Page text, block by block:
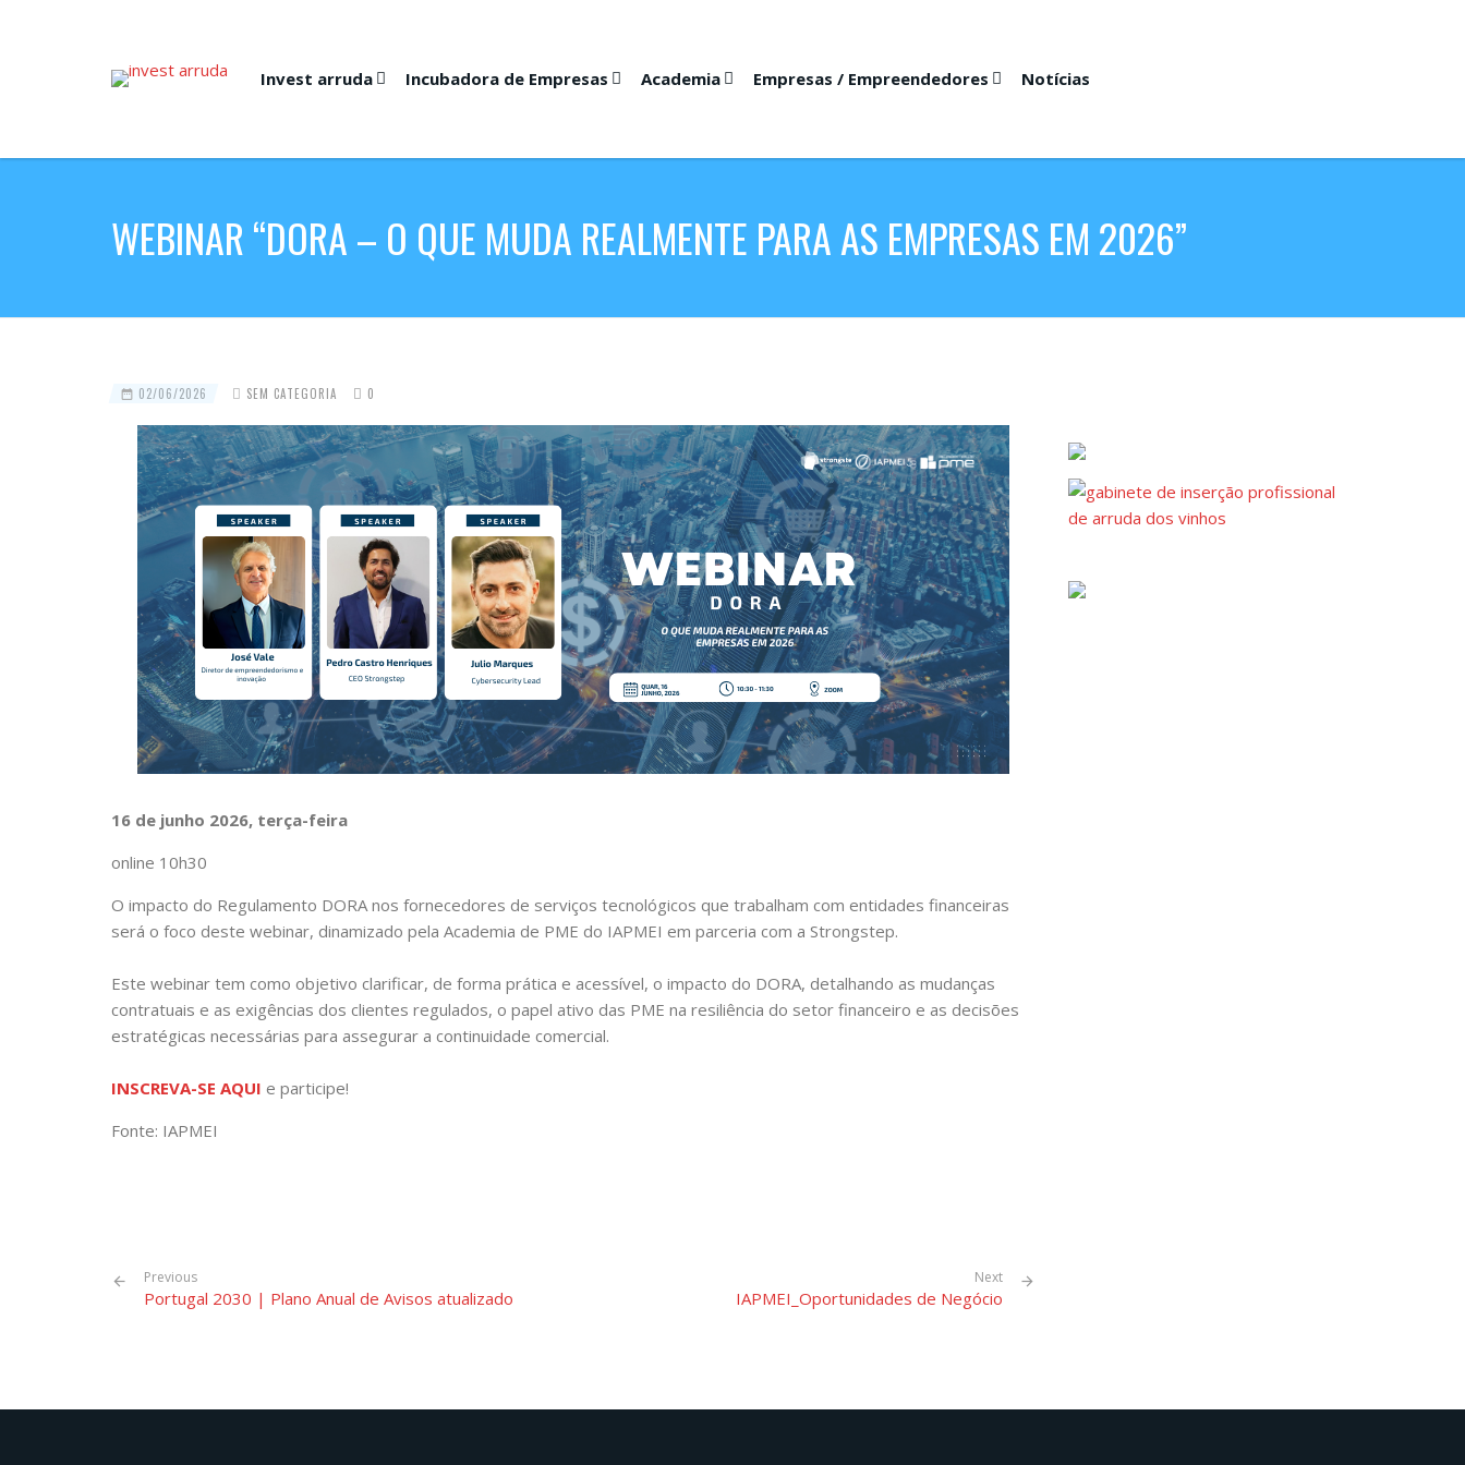
Invest arruda Incubadora de Empresas Academia Empresas / Empreendedores Notícias
WEBINAR “DORA – O QUE MUDA REALMENTE PARA AS EMPRESAS EM 2026”
02/06/2026 SEM CATEGORIA 0
16 de junho 2026, terça-feira
online 10h30
O impacto do Regulamento DORA nos fornecedores de serviços tecnológicos que trabalham com entidades financeiras
será o foco deste webinar, dinamizado pela Academia de PME do IAPMEI em parceria com a Strongstep.
Este webinar tem como objetivo clarificar, de forma prática e acessível, o impacto do DORA, detalhando as mudanças
contratuais e as exigências dos clientes regulados, o papel ativo das PME na resiliência do setor financeiro e as decisões
estratégicas necessárias para assegurar a continuidade comercial.
INSCREVA-SE AQUI e participe!
Fonte: IAPMEI
Previous
Portugal 2030 | Plano Anual de Avisos atualizado
Next
IAPMEI_Oportunidades de Negócio